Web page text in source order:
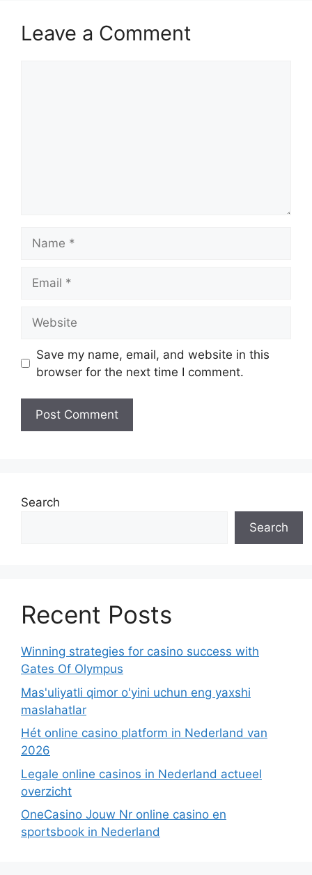
Leave a Comment
Save my name, email, and website in this
browser for the next time I comment.
Search
Search
Recent Posts
Winning strategies for casino success with
Gates Of Olympus
Mas'uliyatli qimor o'yini uchun eng yaxshi
maslahatlar
Hét online casino platform in Nederland van
2026
Legale online casinos in Nederland actueel
overzicht
OneCasino Jouw Nr online casino en
sportsbook in Nederland